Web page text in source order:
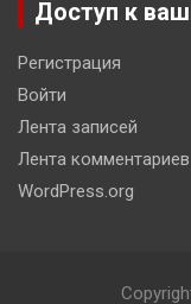
Доступ к
Регистрация
Войти
Лента записей
Лента комментариев
WordPress.org